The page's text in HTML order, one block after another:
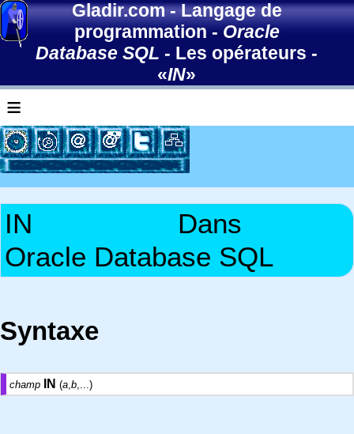
Gladir.com-Langage de
programmation-Oracle
Database SQL - Les opérateurs -
«IN»
≡
IN
Dans
Oracle Database SQL
Syntaxe
champ IN (a,b,...)